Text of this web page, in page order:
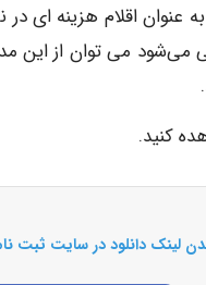
اقلام هزینه ­ای در
می توان از این
کنید.
لینک دانلود در سایت ثبت